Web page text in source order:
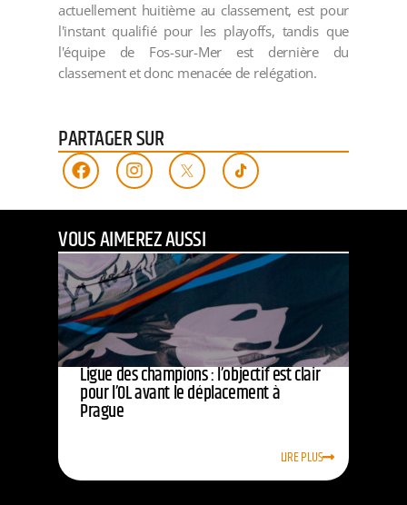
actuellement huitième au classement, est pour
l'instant qualifié pour les playoffs, tandis que
l'équipe de Fos-sur-Mer est dernière du
classement et donc menacée de relégation.
PARTAGER SUR
VOUS AIMEREZ AUSSI
Ligue des champions : l’objectif est clair
pour l’OL avant le déplacement à
Prague
LIRE PLUS